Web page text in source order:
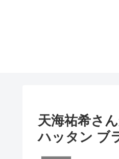
天海祐希さ
ハッタン ブ